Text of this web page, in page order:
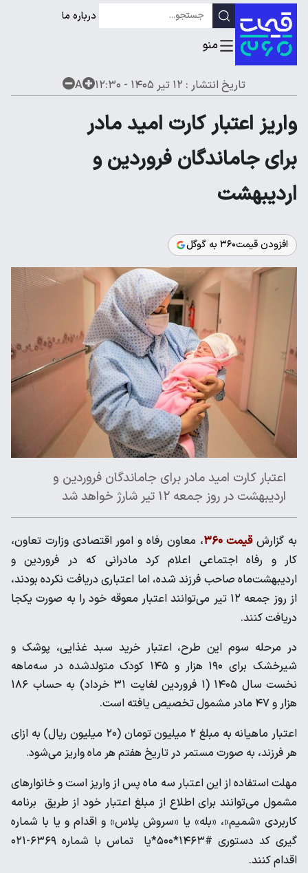
درباره ما
تاریخ انتشار : ۱۲ تیر ۱۴۰۵ - ۱۲:۳۰ A
واریز اعتبار کارت امید مادر
برای جاماندگان فروردین و
اردیبهشت
افزودن قیمت۳۶۰ به گوگل
اعتبار کارت امید مادر برای جاماندگان فروردین و
اردیبهشت در روز جمعه ۱۲ تیر شارژ خواهد شد
به گزارشقیمت ۳۶۰
، معاون رفاه و امور اقتصادی وزارت تعاون،
کار و رفاه اجتماعی اعلام کرد مادرانی که در فروردین و
اردیبهشت‌ماه صاحب فرزند شده، اما اعتباری دریافت نکرده بودند،
از روز جمعه ۱۲ تیر می‌توانند اعتبار معوقه خود را به صورت یکجا
دریافت کنند.
در مرحله سوم این طرح، اعتبار خرید سبد غذایی، پوشک و
شیرخشک برای ۱۹۰ هزار و ۱۴۵ کودک متولدشده در سه‌ماهه
نخست سال ۱۴۰۵ (۱ فروردین لغایت ۳۱ خرداد) به حساب ۱۸۶
هزار و ۴۷ مادر مشمول تخصیص یافته است.
اعتبار ماهیانه به مبلغ ۲ میلیون تومان (۲۰ میلیون ریال) به ازای
هر فرزند، به صورت مستمر در تاریخ هفتم هر ماه واریز می‌شود.
مهلت استفاده از این اعتبار سه ماه پس از واریز است و خانوار‌های
مشمول می‌توانند برای اطلاع از مبلغ اعتبار خود از طریق برنامه
کاربردی «شمیم»، «بله» یا «سروش پلاس» و اقدام و یا با شماره
گیری کد دستوری #۱۴۶۳*۵۰۰*یا تماس با شماره ۶۳۶۹-۰۲۱
اقدام کنند.